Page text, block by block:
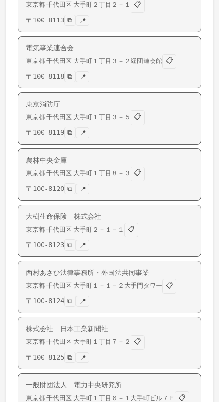
東京都 千代田区 大手町 ２丁目２－１
📋
〒 100-8113 ⧉ 📍
電気事業連合会
東京都 千代田区 大手町 １丁目３－２経団連会館 📋
〒 100-8118 ⧉ 📍
東京消防庁
東京都 千代田区 大手町 １丁目３－５
📋
〒 100-8119 ⧉ 📍
農林中央金庫
東京都 千代田区 大手町 １丁目８－３
📋
〒 100-8120 ⧉ 📍
大樹生命保険 株式会社
東京都 千代田区 大手町 ２－１－１
📋
〒 100-8123 ⧉ 📍
西村あさひ法律事務所・外国法共同事業
東京都 千代田区 大手町 １－１－２大手門タワー 📋
〒 100-8124 ⧉ 📍
株式会社 日本工業新聞社
東京都 千代田区 大手町 １丁目７－２
📋
〒 100-8125 ⧉ 📍
一般財団法人 電力中央研究所
東京都 千代田区 大手町 １丁目６－１大手町ビル７Ｆ
📋